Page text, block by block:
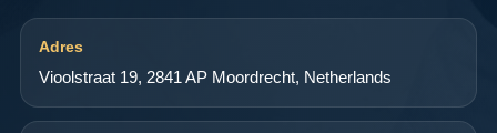
Adres
Vioolstraat 19, 2841 AP Moordrecht, Netherlands